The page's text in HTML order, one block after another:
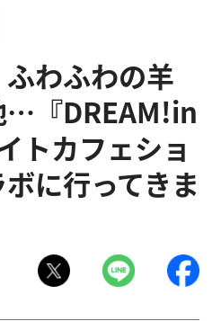
ふわふわの羊
…『DREAM!in
トカフェショ
に行ってきま